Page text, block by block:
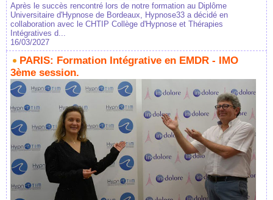
Après le succès rencontré lors de notre formation au Diplôme
Universitaire d'Hypnose de Bordeaux, Hypnose33 a décidé en
collaboration avec le CHTIP Collège d'Hypnose et Thérapies
Intégratives d...
16/03/2027
PARIS: Formation Intégrative en EMDR - IMO
3ème session.